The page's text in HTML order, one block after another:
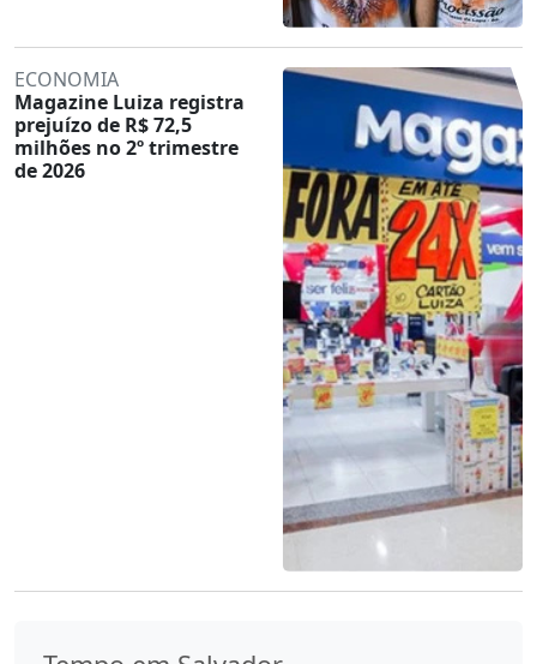
ECONOMIA
Magazine Luiza registra
prejuízo de R$ 72,5
milhões no 2º trimestre
de 2026